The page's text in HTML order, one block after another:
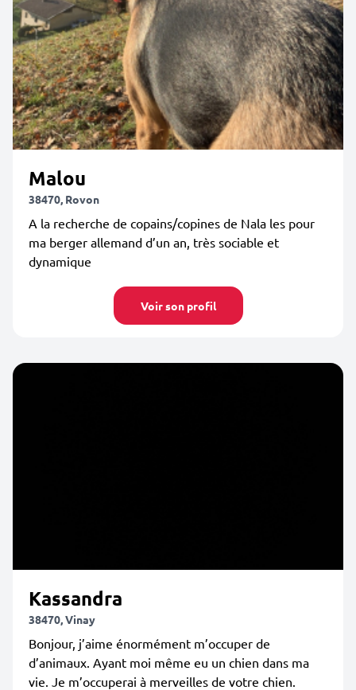
Malou
38470, Rovon
A la recherche de copains/copines de Nala les pour
ma berger allemand d’un an, très sociable et
dynamique
Voir son profil
Kassandra
38470, Vinay
Bonjour, j’aime énormément m’occuper de
d’animaux. Ayant moi même eu un chien dans ma
vie. Je m’occuperai à merveilles de votre chien.